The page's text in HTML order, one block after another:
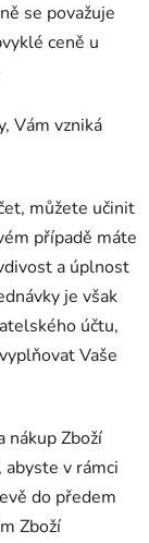
se považuje
ceně u
Vám vzniká
můžete učinit
případě máte
a úplnost
je však
účtu,
Vaše
nákup Zboží
v rámci
do předem
Zboží